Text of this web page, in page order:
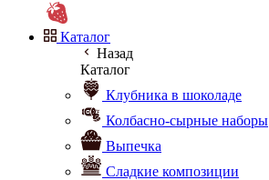
Каталог
Назад
Каталог
Клубника в шоколаде
Колбасно-сырные наборы
Выпечка
Сладкие композиции